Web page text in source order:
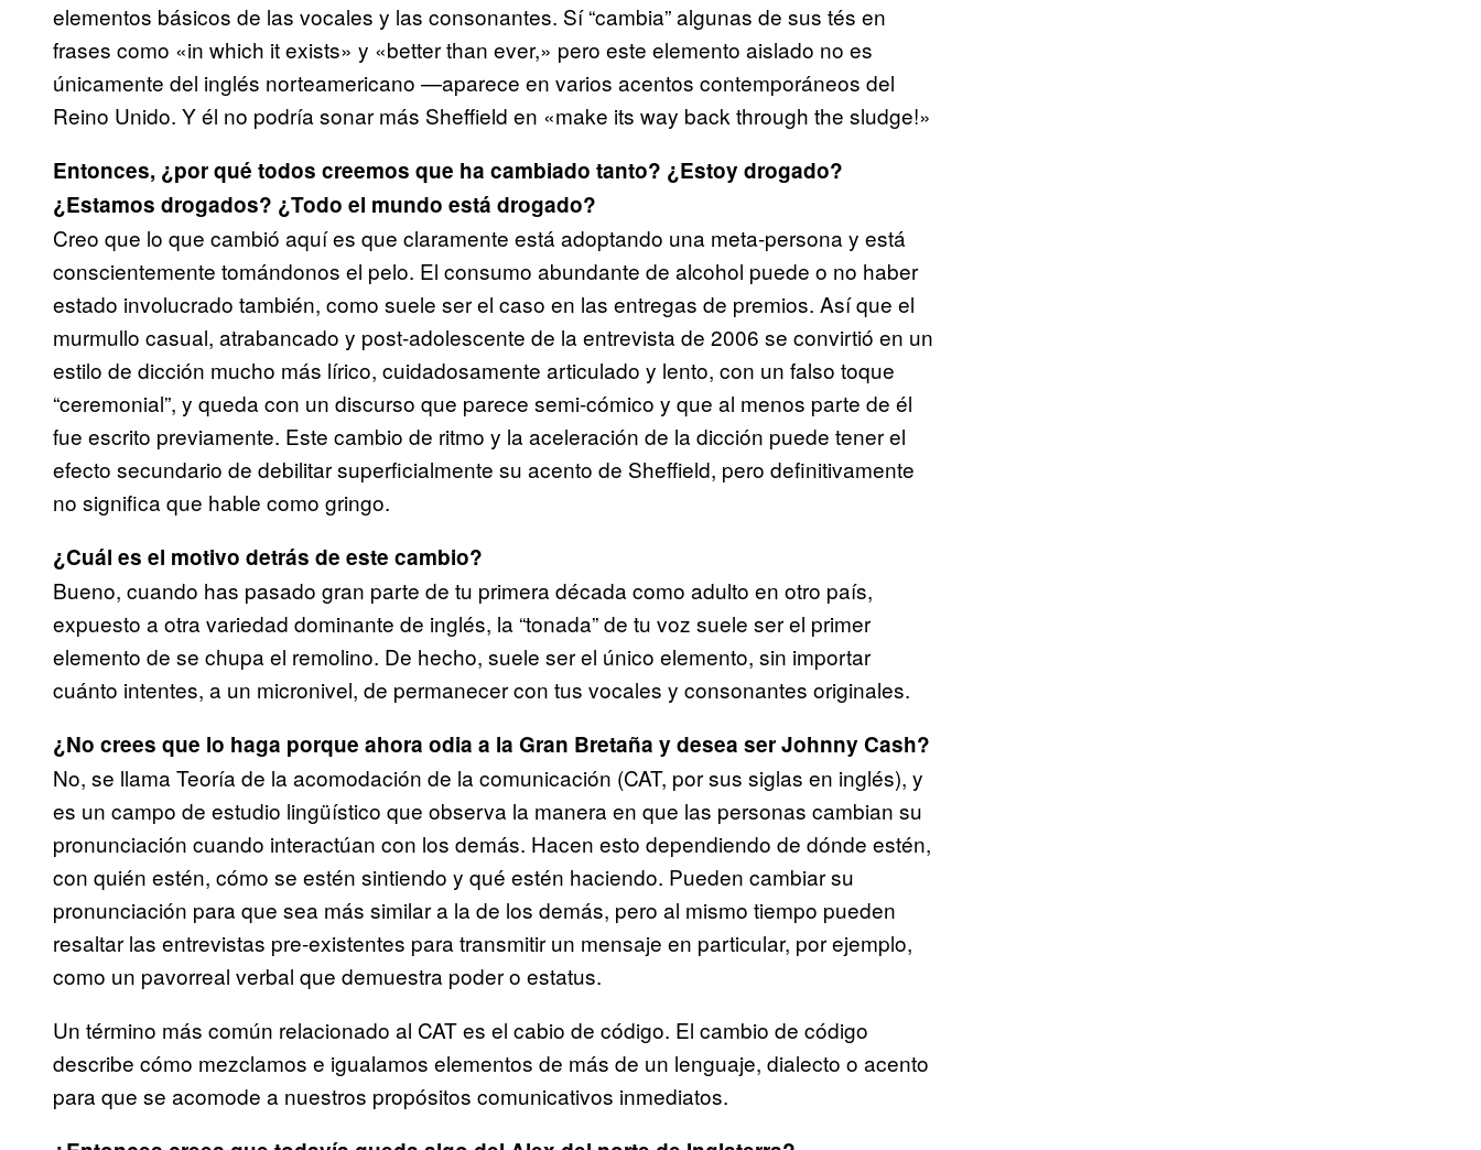
elementos básicos de las vocales y las consonantes. Sí “cambia” algunas de sus tés en
frases como «in which it exists» y «better than ever,» pero este elemento aislado no es
únicamente del inglés norteamericano —aparece en varios acentos contemporáneos del
Reino Unido. Y él no podría sonar más Sheffield en «make its way back through the sludge!»
Entonces, ¿por qué todos creemos que ha cambiado tanto? ¿Estoy drogado?
¿Estamos drogados? ¿Todo el mundo está drogado?
Creo que lo que cambió aquí es que claramente está adoptando una meta-persona y está
conscientemente tomándonos el pelo. El consumo abundante de alcohol puede o no haber
estado involucrado también, como suele ser el caso en las entregas de premios. Así que el
murmullo casual, atrabancado y post-adolescente de la entrevista de 2006 se convirtió en un
estilo de dicción mucho más lírico, cuidadosamente articulado y lento, con un falso toque
“ceremonial”, y queda con un discurso que parece semi-cómico y que al menos parte de él
fue escrito previamente. Este cambio de ritmo y la aceleración de la dicción puede tener el
efecto secundario de debilitar superficialmente su acento de Sheffield, pero definitivamente
no significa que hable como gringo.
¿Cuál es el motivo detrás de este cambio?
Bueno, cuando has pasado gran parte de tu primera década como adulto en otro país,
expuesto a otra variedad dominante de inglés, la “tonada” de tu voz suele ser el primer
elemento de se chupa el remolino. De hecho, suele ser el único elemento, sin importar
cuánto intentes, a un micronivel, de permanecer con tus vocales y consonantes originales.
¿No crees que lo haga porque ahora odia a la Gran Bretaña y desea ser Johnny Cash?
No, se llama Teoría de la acomodación de la comunicación (CAT, por sus siglas en inglés), y
es un campo de estudio lingüístico que observa la manera en que las personas cambian su
pronunciación cuando interactúan con los demás. Hacen esto dependiendo de dónde estén,
con quién estén, cómo se estén sintiendo y qué estén haciendo. Pueden cambiar su
pronunciación para que sea más similar a la de los demás, pero al mismo tiempo pueden
resaltar las entrevistas pre-existentes para transmitir un mensaje en particular, por ejemplo,
como un pavorreal verbal que demuestra poder o estatus.
Un término más común relacionado al CAT es el cabio de código. El cambio de código
describe cómo mezclamos e igualamos elementos de más de un lenguaje, dialecto o acento
para que se acomode a nuestros propósitos comunicativos inmediatos.